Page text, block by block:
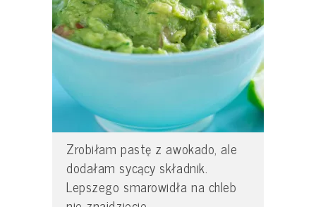
Zrobiłam pastę z awokado, ale
dodałam sycący składnik.
Lepszego smarowidła na chleb